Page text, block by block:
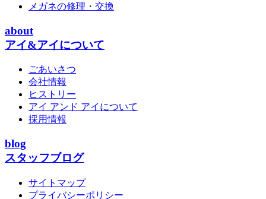
メガネの修理・交換
about
アイ&アイについて
ごあいさつ
会社情報
ヒストリー
アイ アンド アイについて
採用情報
blog
スタッフブログ
サイトマップ
プライバシーポリシー